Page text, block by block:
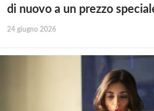
di nuovo a un prezzo
24 giugno 2026